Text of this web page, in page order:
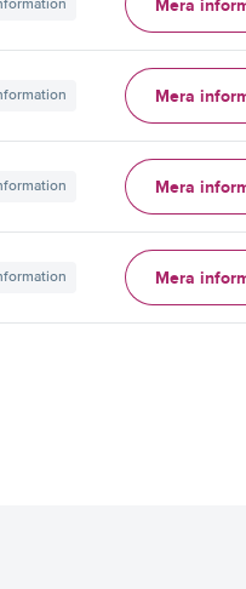
Mera
Mera
Mera
Mera